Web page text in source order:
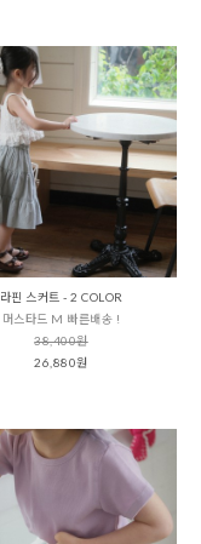
라핀 스커트 - 2 COLOR
머스타드 M 빠른배송 !
38,400원
26,880원